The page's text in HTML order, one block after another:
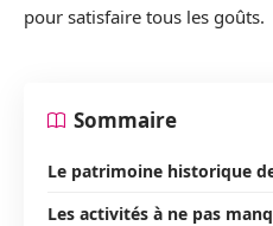
pour satisfaire tous les goûts.
Sommaire
Le patrimoine historique
Les activités à ne pas